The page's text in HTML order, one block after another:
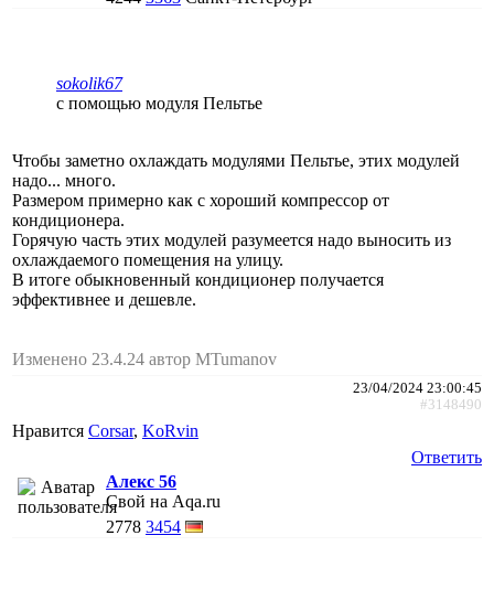
sokolik67
с помощью модуля Пельтье
Чтобы заметно охлаждать модулями Пельтье, этих модулей
надо... много.
Размером примерно как с хороший компрессор от
кондиционера.
Горячую часть этих модулей разумеется надо выносить из
охлаждаемого помещения на улицу.
В итоге обыкновенный кондиционер получается
эффективнее и дешевле.
Изменено 23.4.24 автор MTumanov
23/04/2024 23:00:45
#3148490
Нравится Corsar, KoRvin
Ответить
Алекс 56
Свой на Aqa.ru
2778 3454